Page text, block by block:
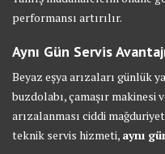
performansı artırılır.
Aynı Gün Servis
Beyaz eşya arızaları günlük
buzdolabı, çamaşır makinesi
arızalanması ciddi
teknik servis hizmeti, aynı